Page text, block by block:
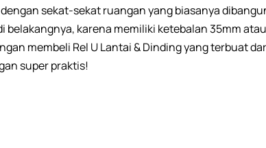
sekat-sekat ruangan yang biasanya
karena memiliki ketebalan 35mm
membeli Rel U Lantai & Dinding yang terbuat
super praktis!